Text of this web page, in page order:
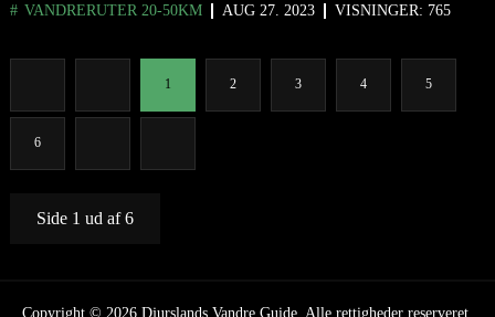
VANDRERUTER 20-50KM AUG 27. 2023 VISNINGER: 765
1 2 3 4 5
6
Side 1 ud af 6
Copyright © 2026 Djurslands Vandre Guide. Alle rettigheder reserveret.